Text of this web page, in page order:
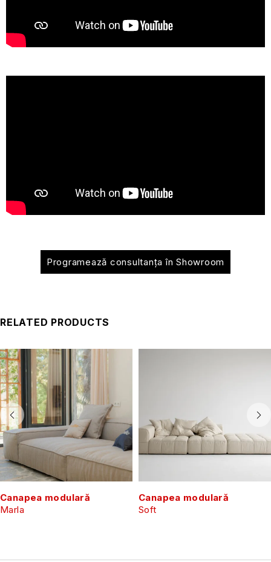
Programează consultanța în Showroom
RELATED PRODUCTS
Canapea modulară
Marla
Canapea modulară
Soft